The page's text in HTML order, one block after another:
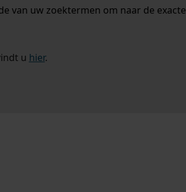
van uw zoektermen om naar de exacte
u hier.